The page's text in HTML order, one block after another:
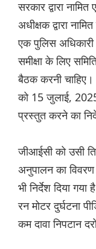
सरकार द्वारा
अधीक्षक द्वारा
एक पुलिस अधिकारी
समीक्षा के लिए
बैठक करनी चाहिए।
को 15 जुलाई,
प्रस्तुत करने का
जीआईसी को उसी
अनुपालन का
भी निर्देश दिया
रन मोटर दुर्घटना
कम दावा निपटान